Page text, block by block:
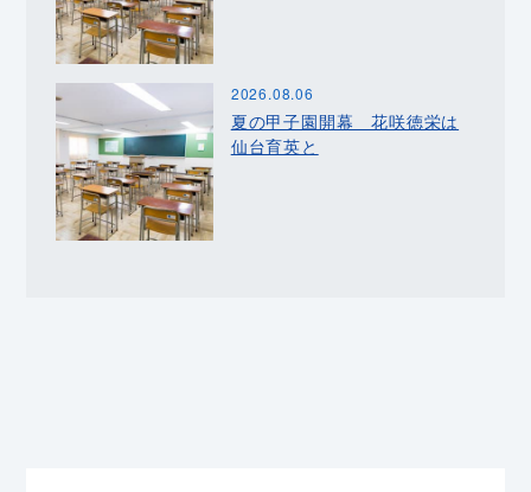
2026.08.06
夏の甲子園開幕 花咲徳栄は
仙台育英と